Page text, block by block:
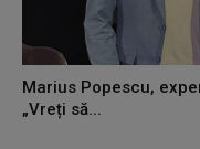
Marius Popescu,
„Vreți să...